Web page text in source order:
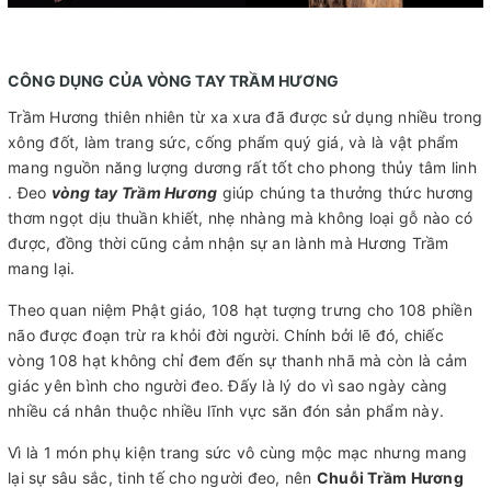
CÔNG DỤNG CỦA VÒNG TAY TRẦM HƯƠNG
Trầm Hương thiên nhiên từ xa xưa đã được sử dụng nhiều trong
xông đốt, làm trang sức, cống phẩm quý giá, và là vật phẩm
mang nguồn năng lượng dương rất tốt cho phong thủy tâm linh
. Đeo vòng tay Trầm Hương giúp chúng ta thưởng thức hương
thơm ngọt dịu thuần khiết, nhẹ nhàng mà không loại gỗ nào có
được, đồng thời cũng cảm nhận sự an lành mà Hương Trầm
mang lại.
Theo quan niệm Phật giáo, 108 hạt tượng trưng cho 108 phiền
não được đoạn trừ ra khỏi đời người. Chính bởi lẽ đó, chiếc
vòng 108 hạt không chỉ đem đến sự thanh nhã mà còn là cảm
giác yên bình cho người đeo. Đấy là lý do vì sao ngày càng
nhiều cá nhân thuộc nhiều lĩnh vực săn đón sản phẩm này.
Vì là 1 món phụ kiện trang sức vô cùng mộc mạc nhưng mang
lại sự sâu sắc, tinh tế cho người đeo, nên Chuỗi Trầm Hương